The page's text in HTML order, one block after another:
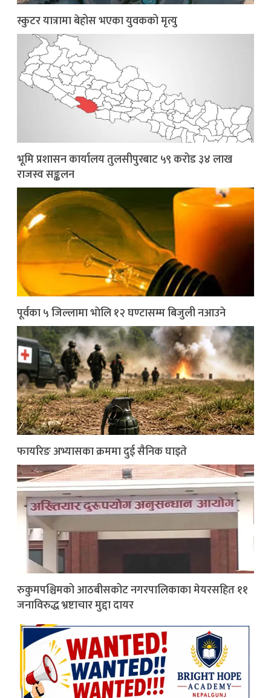
स्कुटर यात्रामा बेहोस भएका युवकको मृत्यु
भूमि प्रशासन कार्यालय तुलसीपुरबाट ५९ करोड ३४ लाख
राजस्व सङ्कलन
पूर्वका ५ जिल्लामा भाेलि १२ घण्टासम्म बिजुली नआउने
फायरिङ अभ्यासका क्रममा दुई सैनिक घाइते
रुकुमपश्चिमको आठबीसकोट नगरपालिकाका मेयरसहित ११
जनाविरुद्ध भ्रष्टाचार मुद्दा दायर